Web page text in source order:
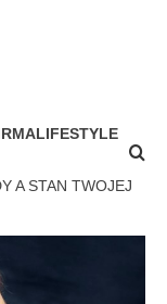
LIFESTYLE
A STAN TWOJEJ